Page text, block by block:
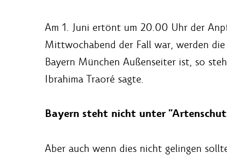
Am 1. Juni ertönt um 20.00 Uhr der
Mittwochabend der Fall war, werden
Bayern München Außenseiter ist, so
Ibrahima Traoré sagte.
Bayern steht nicht unter
Aber auch wenn dies nicht gelingen